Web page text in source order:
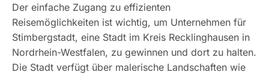
Der einfache Zugang zu effizienten
Reisemöglichkeiten ist wichtig, um Unternehmen für
Stimbergstadt, eine Stadt im Kreis Recklinghausen in
Nordrhein-Westfalen, zu gewinnen und dort zu halten.
Die Stadt verfügt über malerische Landschaften wie